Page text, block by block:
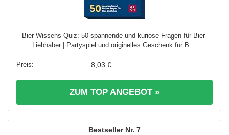
Bier Wissens-Quiz: 50 spannende und kuriose Fragen für Bier-
Liebhaber | Partyspiel und originelles Geschenk für B ...
8,03 €
ZUM TOP ANGEBOT »
7